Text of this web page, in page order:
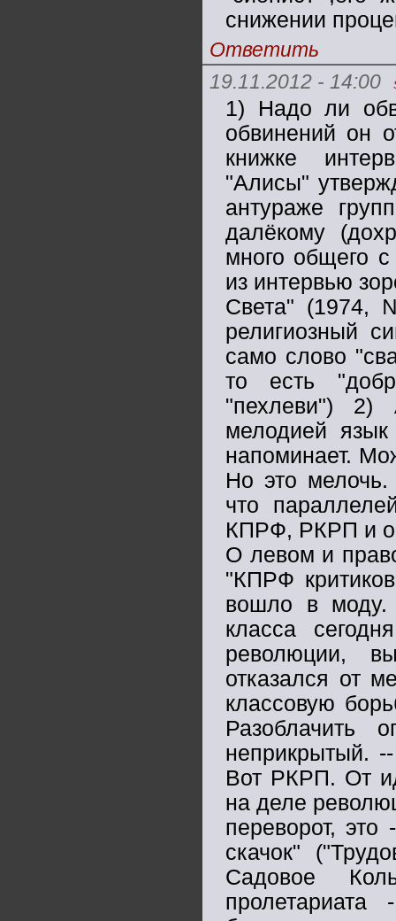
снижении
Ответить
19.11.2012 - 14:00
1) Надо ли
обвинений он
книжке
"Алисы"
антураже
далёкому
много общего
из интервью
Света" (1974,
религиозный
само слово
то есть
"пехлеви") 2)
мелодией язык
напоминает.
Но это мелочь.
что
КПРФ, РКРП и об
О левом и
"КПРФ
вошло в моду.
класса
революции,
отказался от
классовую
Разоблачить
неприкрытый.
Вот РКРП. От
на деле
переворот,
скачок"
Садовое